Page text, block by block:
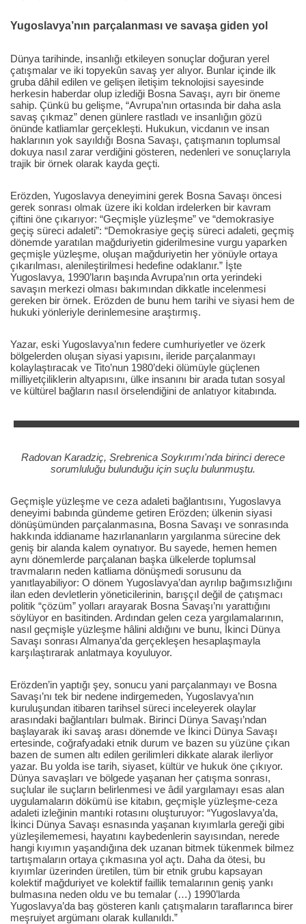
Yugoslavya’nın parçalanması ve savaşa giden yol
Dünya tarihinde, insanlığı etkileyen sonuçlar doğuran yerel
çatışmalar ve iki topyekûn savaş yer alıyor. Bunlar içinde ilk
gruba dâhil edilen ve gelişen iletişim teknolojisi sayesinde
herkesin haberdar olup izlediği Bosna Savaşı, ayrı bir öneme
sahip. Çünkü bu gelişme, “Avrupa’nın ortasında bir daha asla
savaş çıkmaz” denen günlere rastladı ve insanlığın gözü
önünde katliamlar gerçekleşti. Hukukun, vicdanın ve insan
haklarının yok sayıldığı Bosna Savaşı, çatışmanın toplumsal
dokuya nasıl zarar verdiğini gösteren, nedenleri ve sonuçlarıyla
trajik bir örnek olarak kayda geçti.
Erözden, Yugoslavya deneyimini gerek Bosna Savaşı öncesi
gerek sonrası olmak üzere iki koldan irdelerken bir kavram
çiftini öne çıkarıyor: “Geçmişle yüzleşme” ve “demokrasiye
geçiş süreci adaleti”: “Demokrasiye geçiş süreci adaleti, geçmiş
dönemde yaratılan mağduriyetin giderilmesine vurgu yaparken
geçmişle yüzleşme, oluşan mağduriyetin her yönüyle ortaya
çıkarılması, alenileştirilmesi hedefine odaklanır.” İşte
Yugoslavya, 1990’ların başında Avrupa’nın orta yerindeki
savaşın merkezi olması bakımından dikkatle incelenmesi
gereken bir örnek. Erözden de bunu hem tarihi ve siyasi hem de
hukuki yönleriyle derinlemesine araştırmış.
Yazar, eski Yugoslavya’nın federe cumhuriyetler ve özerk
bölgelerden oluşan siyasi yapısını, ileride parçalanmayı
kolaylaştıracak ve Tito’nun 1980’deki ölümüyle güçlenen
milliyetçiliklerin altyapısını, ülke insanını bir arada tutan sosyal
ve kültürel bağların nasıl örselendiğini de anlatıyor kitabında.
Radovan Karadziç, Srebrenica Soykırımı'nda birinci derece
sorumluluğu bulunduğu için suçlu bulunmuştu.
Geçmişle yüzleşme ve ceza adaleti bağlantısını, Yugoslavya
deneyimi babında gündeme getiren Erözden; ülkenin siyasi
dönüşümünden parçalanmasına, Bosna Savaşı ve sonrasında
hakkında iddianame hazırlananların yargılanma sürecine dek
geniş bir alanda kalem oynatıyor. Bu sayede, hemen hemen
aynı dönemlerde parçalanan başka ülkelerde toplumsal
travmaların neden katliama dönüşmedi sorusunu da
yanıtlayabiliyor: O dönem Yugoslavya’dan ayrılıp bağımsızlığını
ilan eden devletlerin yöneticilerinin, barışçıl değil de çatışmacı
politik “çözüm” yolları arayarak Bosna Savaşı’nı yarattığını
söylüyor en basitinden. Ardından gelen ceza yargılamalarının,
nasıl geçmişle yüzleşme hâlini aldığını ve bunu, İkinci Dünya
Savaşı sonrası Almanya’da gerçekleşen hesaplaşmayla
karşılaştırarak anlatmaya koyuluyor.
Erözden’in yaptığı şey, sonucu yani parçalanmayı ve Bosna
Savaşı’nı tek bir nedene indirgemeden, Yugoslavya’nın
kuruluşundan itibaren tarihsel süreci inceleyerek olaylar
arasındaki bağlantıları bulmak. Birinci Dünya Savaşı’ndan
başlayarak iki savaş arası dönemde ve İkinci Dünya Savaşı
ertesinde, coğrafyadaki etnik durum ve bazen su yüzüne çıkan
bazen de sumen altı edilen gerilimleri dikkate alarak ilerliyor
yazar. Bu yolda ise tarih, siyaset, kültür ve hukuk öne çıkıyor.
Dünya savaşları ve bölgede yaşanan her çatışma sonrası,
suçlular ile suçların belirlenmesi ve âdil yargılamayı esas alan
uygulamaların dökümü ise kitabın, geçmişle yüzleşme-ceza
adaleti izleğinin mantıki rotasını oluşturuyor: “Yugoslavya’da,
İkinci Dünya Savaşı esnasında yaşanan kıyımlarla gereği gibi
yüzleşilememesi, hayatını kaybedenlerin sayısından, nerede
hangi kıyımın yaşandığına dek uzanan bitmek tükenmek bilmez
tartışmaların ortaya çıkmasına yol açtı. Daha da ötesi, bu
kıyımlar üzerinden üretilen, tüm bir etnik grubu kapsayan
kolektif mağduriyet ve kolektif faillik temalarının geniş yankı
bulmasına neden oldu ve bu temalar (…) 1990’larda
Yugoslavya’da baş gösteren kanlı çatışmaların taraflarınca birer
meşruiyet argümanı olarak kullanıldı.”